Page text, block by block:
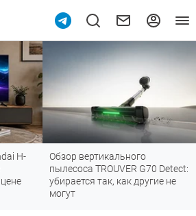
H-
Обзор вертикального
пылесоса TROUVER G70 Detect:
убирается так, как другие не
могут